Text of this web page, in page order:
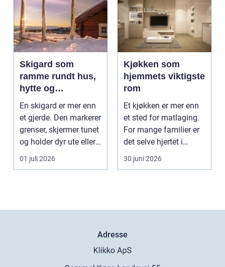
Skigard som
ramme rundt hus,
hytte og
kulturlandskap
En skigard er mer enn
et gjerde. Den markerer
grenser, skjermer tunet
og holder dyr ute eller
inne, ...
01 juli 2026
Kjøkken som
hjemmets viktigste
rom
Et kjøkken er mer enn
et sted for matlaging.
For mange familier er
det selve hjertet i
boligen, romm...
30 juni 2026
Adresse